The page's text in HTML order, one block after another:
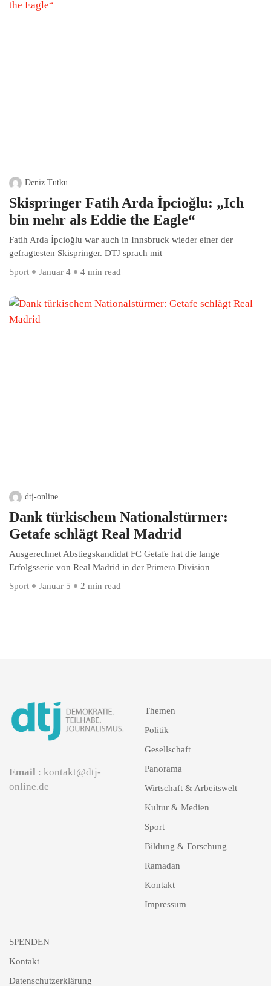
Deniz Tutku
Skispringer Fatih Arda İpcioğlu: „Ich
bin mehr als Eddie the Eagle“
Fatih Arda İpcioğlu war auch in Innsbruck wieder einer der
gefragtesten Skispringer. DTJ sprach mit
Sport
Januar 4 4 min read
dtj-online
Dank türkischem Nationalstürmer:
Getafe schlägt Real Madrid
Ausgerechnet Abstiegskandidat FC Getafe hat die lange
Erfolgsserie von Real Madrid in der Primera Division
Sport
Januar 5 2 min read
Email : kontakt@dtj-
online.de
Themen
Politik
Gesellschaft
Panorama
Wirtschaft & Arbeitswelt
Kultur & Medien
Sport
Bildung & Forschung
Ramadan
Kontakt
Impressum
SPENDEN
Kontakt
Datenschutzerklärung